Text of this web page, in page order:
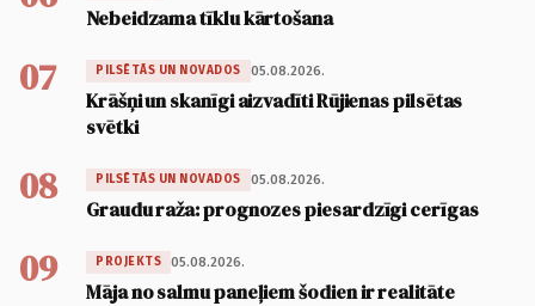
Nebeidzama tīklu kārtošana
07 PILSĒTĀS UN NOVADOS 05.08.2026.
Krāšņi un skanīgi aizvadīti Rūjienas pilsētas
svētki
08 PILSĒTĀS UN NOVADOS 05.08.2026.
Graudu raža: prognozes piesardzīgi cerīgas
09 PROJEKTS 05.08.2026.
Māja no salmu paneļiem šodien ir realitāte